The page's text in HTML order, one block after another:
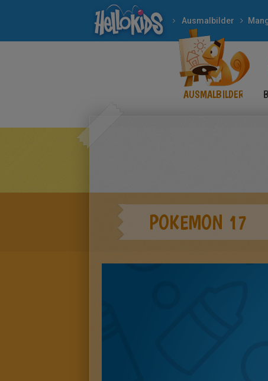
Ausmalbilder
AUSMALBILDER
POKEMON 17